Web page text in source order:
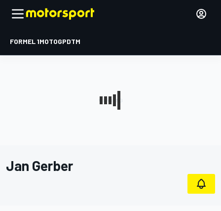
FORMEL 1MOTOGPDTM
Jan Gerber